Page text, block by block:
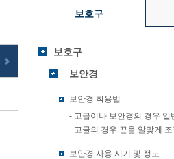
보호구
보호구
보안경
보안경 착용법
- 고급이나 보안경의 경우
- 고글의 경우 끈을 알맞게
보안경 사용 시기 및 정도